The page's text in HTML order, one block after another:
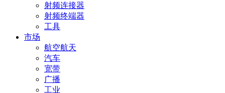
射频连接器
射频终端器
工具
市场
航空航天
汽车
宽带
广播
工业